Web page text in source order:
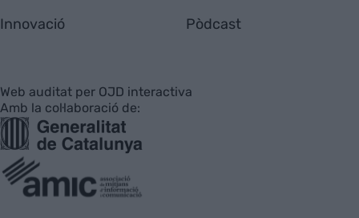
Innovació Pòdcast
Web auditat per OJD interactiva
Amb la col·laboració de: